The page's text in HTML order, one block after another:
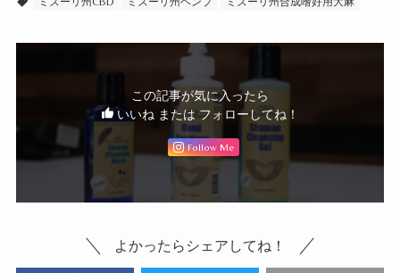
この記事が気に入ったら
いいね または フォローしてね！
Follow Me
よかったらシェアしてね！